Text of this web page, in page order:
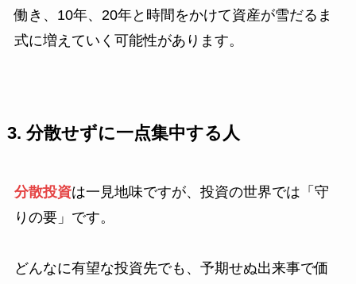
働き、10年、20年と時間をかけて資産が雪だるま
式に増えていく可能性があります。
3. 分散せずに一点集中する人
分散投資は一見地味ですが、投資の世界では「守
りの要」です。
どんなに有望な投資先でも、予期せぬ出来事で価